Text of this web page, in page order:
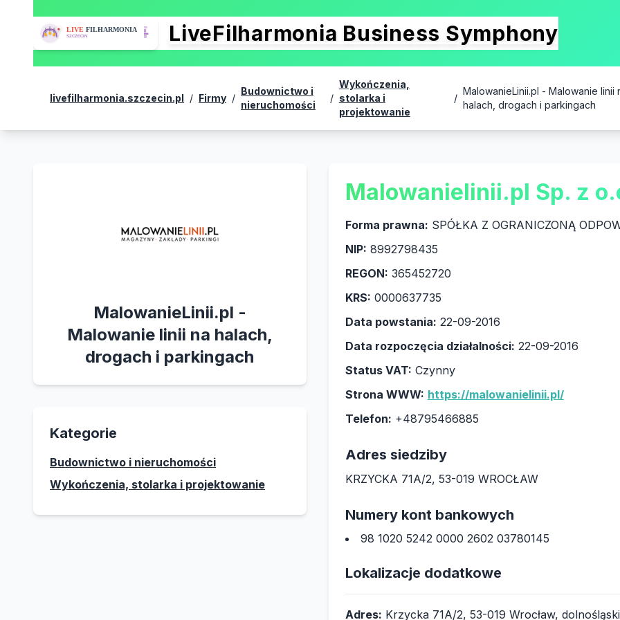
LiveFilharmonia Business Symphony
livefilharmonia.szczecin.pl / Firmy /
Budownictwo i
nieruchomości
/
Wykończenia,
stolarka i
projektowanie
/
MalowanieLinii.pl - Malowanie linii
halach, drogach i parkingach
MalowanieLinii.pl -
Malowanie linii na halach,
drogach i parkingach
Kategorie
Budownictwo i nieruchomości
Wykończenia, stolarka i projektowanie
Malowanielinii.pl Sp. z
Forma prawna: SPÓŁKA Z OGRANICZONĄ
NIP: 8992798435
REGON: 365452720
KRS: 0000637735
Data powstania: 22-09-2016
Data rozpoczęcia działalności: 22-09-2016
Status VAT: Czynny
Strona WWW: https://malowanielinii.pl/
Telefon: +48795466885
Adres siedziby
KRZYCKA 71A/2, 53-019 WROCŁAW
Numery kont bankowych
98 1020 5242 0000 2602 03780145
Lokalizacje dodatkowe
Adres: Krzycka 71A/2, 53-019 Wrocław,